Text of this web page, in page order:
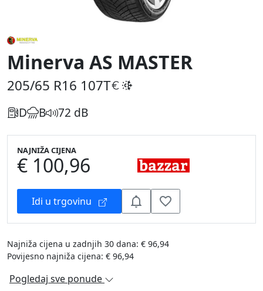
Minerva AS MASTER
205/65 R16 107T
D B 72 dB
NAJNIŽA CIJENA
€ 100,96
Idi u trgovinu
Najniža cijena u zadnjih 30 dana: € 96,94
Povijesno najniža cijena: € 96,94
Pogledaj sve ponude